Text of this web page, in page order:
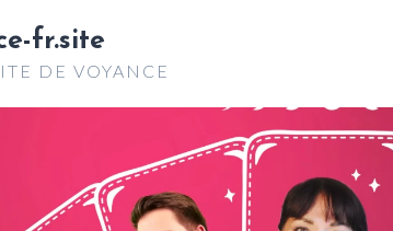
fr.site
DE VOYANCE